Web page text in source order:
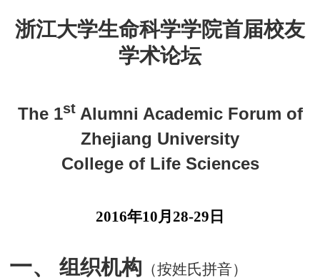
浙江大学生命科学学院首届校友
学术论坛
The 1stAlumni Academic Forum of
Zhejiang University
College of Life Sciences
2016年10月 28-29 日
一、 组织机构 （按姓氏拼音）